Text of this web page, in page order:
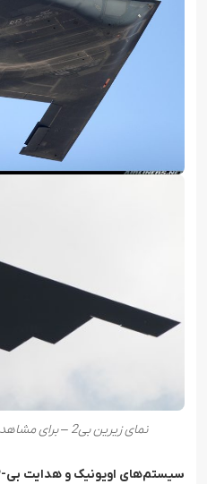
نمای زیرین بی2 – برای مشاهده در اندازه بزرگتر کلیک کنید
سیستم‌های اویونیک و هدایت بی-۲: